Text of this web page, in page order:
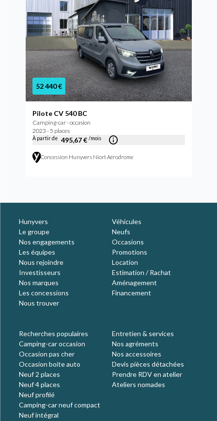
52 440 €
Pilote CV 540 BC
Camping-car - occasion
2023 - 5 places
À partir de 495,67 € /mois
Concession Hunyvers Niort Aérodrome
Hunyvers
Le groupe
Nos engagements
Les équipes
Nous rejoindre
Investisseurs
Nos marques
Les concessions
Nous trouver
Véhicules
Neufs
Occasions
Promotions
Location
Estimation / Rachat
Aménagement
Financement
Recherches populaires
Camping-car occasion
Occasion pas cher
Occasion boite auto
Neuf 2 places
Neuf 4 places
Neuf profilé
Camping-car neuf compact
Neuf intégral
Entretien & services
Nos agréments
Nos accessoires
Devis pièces détachées
Prendre RDV en atelier
Ateliers nomades